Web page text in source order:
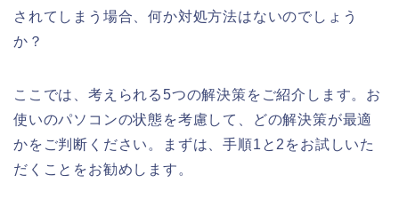
されてしまう場合、何か対処方法はないのでしょう
か？
ここでは、考えられる5つの解決策をご紹介します。お
使いのパソコンの状態を考慮して、どの解決策が最適
かをご判断ください。まずは、手順1と2をお試しいた
だくことをお勧めします。